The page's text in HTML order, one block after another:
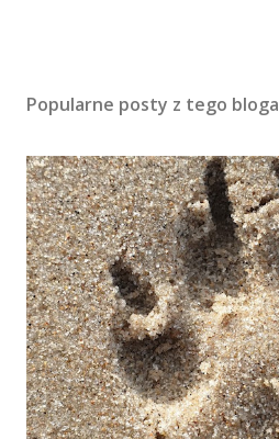
Popularne posty z tego bloga